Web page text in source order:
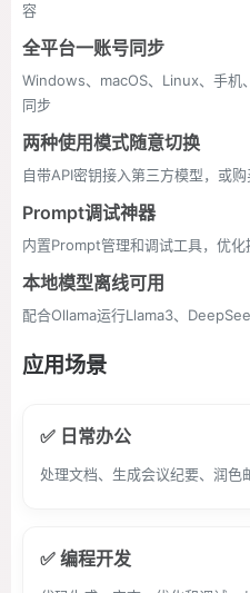
容
全平台一账号同步
Windows、macOS、Linux、手机
同步
两种使用模式随意切换
自带API密钥接入第三方模型，或
Prompt调试神器
内置Prompt管理和调试工具，优
本地模型离线可用
配合Ollama运行Llama3、
应用场景
✅ 日常办公
处理文档、生成会议纪要、润
✅ 编程开发